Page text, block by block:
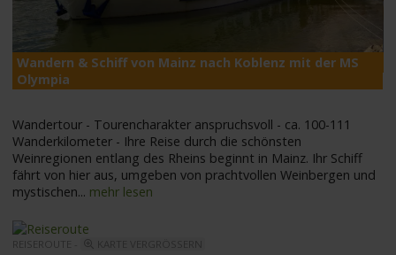
Wandern & Schiff von Mainz nach Koblenz mit der MS
Olympia
Wandertour - Tourencharakter anspruchsvoll - ca. 100-111
Wanderkilometer - Ihre Reise durch die schönsten
Weinregionen entlang des Rheins beginnt in Mainz. Ihr Schiff
fährt von hier aus, umgeben von prachtvollen Weinbergen und
mystischen... mehr lesen
REISEROUTE -